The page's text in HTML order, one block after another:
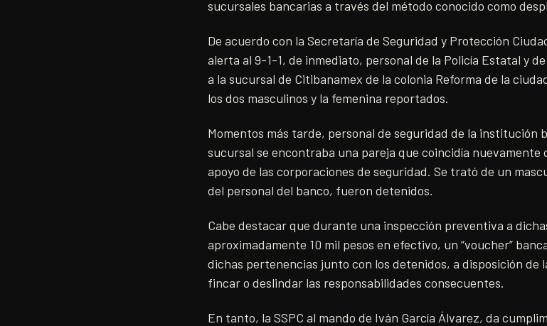
sucursales bancarias a través del método conocido como
De acuerdo con la Secretaría de Seguridad y Protección
alerta al 9-1-1, de inmediato, personal de la Policía Estatal y
a la sucursal de Citibanamex de la colonia Reforma de la
los dos masculinos y la femenina reportados.
Momentos más tarde, personal de seguridad de la institución
sucursal se encontraba una pareja que coincidía
apoyo de las corporaciones de seguridad. Se trató de un
del personal del banco, fueron detenidos.
Cabe destacar que durante una inspección preventiva a
aproximadamente 10 mil pesos en efectivo, un “voucher”
dichas pertenencias junto con los detenidos, a disposición de
fincar o deslindar las responsabilidades consecuentes.
En tanto, la SSPC al mando de Iván García Álvarez, da